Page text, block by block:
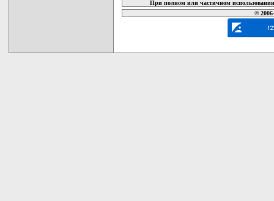
При полном или частичном
©